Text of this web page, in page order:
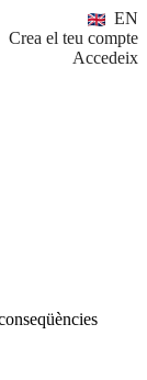
EN
Crea el teu compte
Accedeix